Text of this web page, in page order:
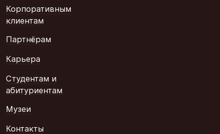
Корпоративным
клиентам
Партнёрам
Карьера
Студентам и
абитуриентам
Музеи
Контакты